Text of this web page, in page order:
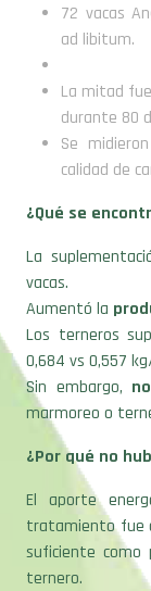
72 vacas
ad libitum.
La mitad
durante 80
Se
calidad de
¿Qué se
La
vacas.
Aumentó la
Los terneros
0,684 vs 0,557
Sin embargo,
marmoreo o
¿Por qué no
El aporte
tratamiento fue
suficiente como
ternero.